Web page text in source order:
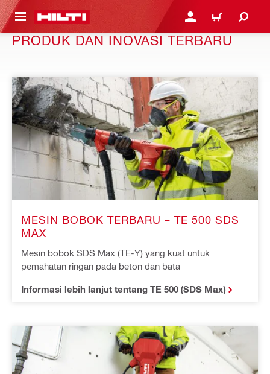
CONTENT LOGIN OR REGISTER
CART
PRODUK DAN INOVASI TERBARU
MESIN BOBOK TERBARU – TE 500 SDS
MAX
Mesin bobok SDS Max (TE-Y) yang kuat untuk
pemahatan ringan pada beton dan bata
Informasi lebih lanjut tentang TE 500 (SDS Max)